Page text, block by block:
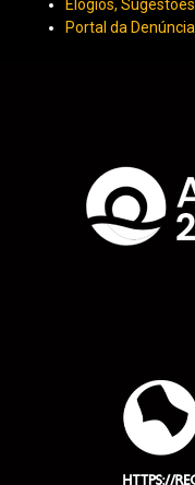
Elogios,
Portal da Denúncia